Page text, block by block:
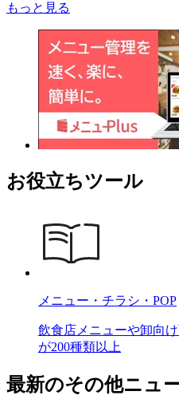
もっと見る
お役立ちツール
メニュー・チラシ・POP
飲食店メニューや卸向
が200種類以上
最新のその他ニュ